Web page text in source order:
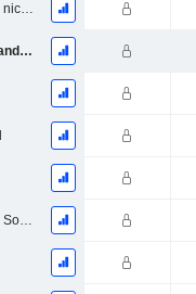
Aufgeschobene Steuerpassiva nicht aktuell
Gesamtverbindlichkeiten - (Standard / Utility Vorlage)
Umfassendes Einkommen und Sonstiges